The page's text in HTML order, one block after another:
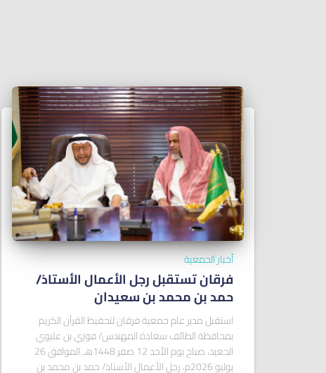
أخبار الجمعية
فرقان تستقبل رجل الأعمال الأستاذ/
ﺣﻤﺪ ﺑﻦ ﻣﺤﻤﺪ ﺑﻦ ﺳﻌﻴﺪان
استقبل مدير عام جمعية فرقان لتحفيظ القرآن الكريم
بمحافظة الطائف سعادة المهندس/ فوزي بن عليوي
الجعيد، صباح يوم الأحد 12 صفر 1448هـ الموافق 26
يوليو 2026م، رجل الأعمال الأستاذ/ حمد بن محمد بن